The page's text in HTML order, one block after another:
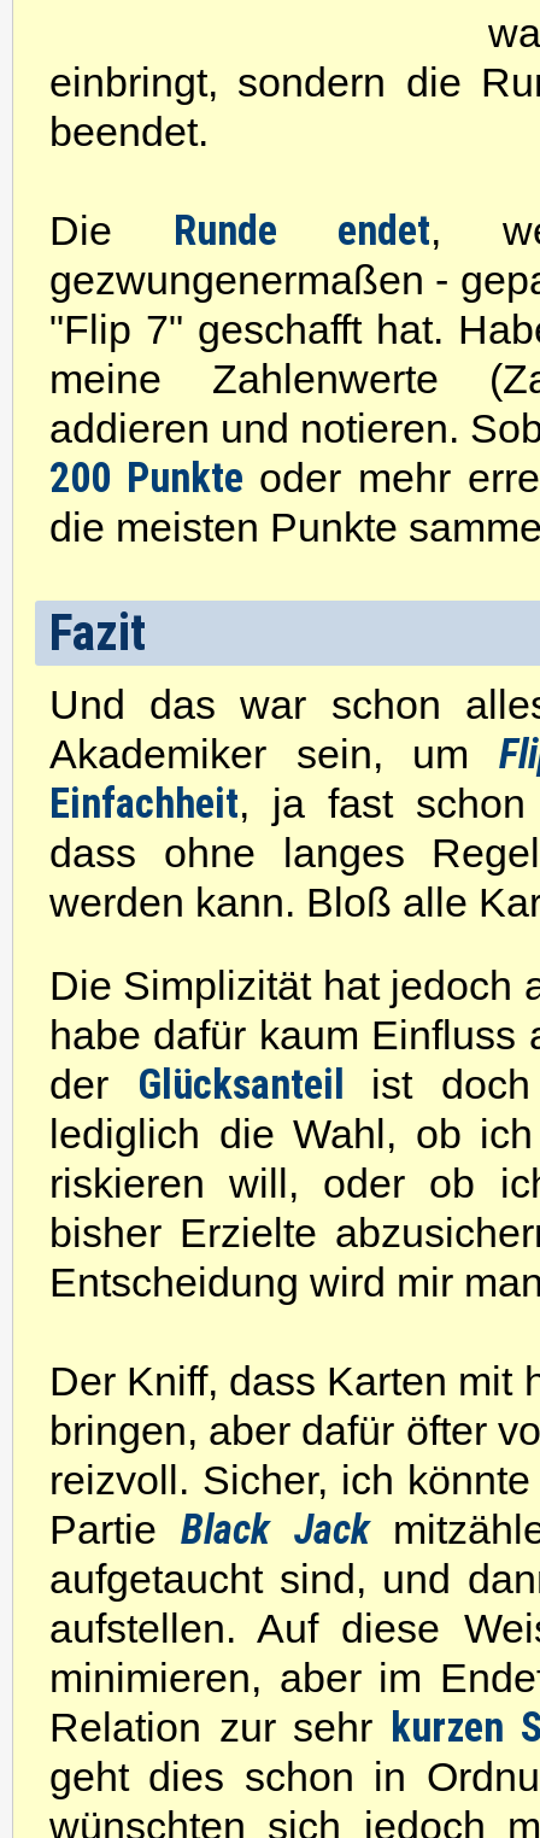
einbringt, sondern die
beendet.
Die Runde endet,
gezwungenermaßen -
"Flip 7" geschafft hat.
meine Zahlenwerte
addieren und notieren.
200 Punkte oder mehr
die meisten Punkte
Fazit
Und das war schon
Akademiker sein, um
Einfachheit, ja fast schon
dass ohne langes
werden kann. Bloß alle
Die Simplizität hat jedoch
habe dafür kaum Einfluss
der Glücksanteil ist
lediglich die Wahl, ob
riskieren will, oder ob
bisher Erzielte
Entscheidung wird mir
Der Kniff, dass Karten mit
bringen, aber dafür öfter
reizvoll. Sicher, ich
PartieBlack Jack
aufgetaucht sind, und
aufstellen. Auf diese
minimieren, aber im
Relation zur sehr kurzen
geht dies schon in
wünschten sich jedoch